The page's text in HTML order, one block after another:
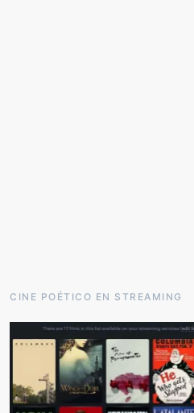
CINE POÉTICO EN STREAMING